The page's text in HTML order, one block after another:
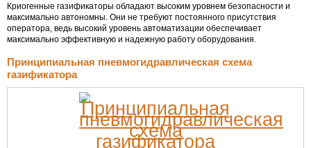
Криогенные газификаторы обладают высоким уровнем безопасности и
максимально автономны. Они не требуют постоянного присутствия
оператора, ведь высокий уровень автоматизации обеспечивает
максимально эффективную и надежную работу оборудования.
Принципиальная пневмогидравлическая схема
газификатора